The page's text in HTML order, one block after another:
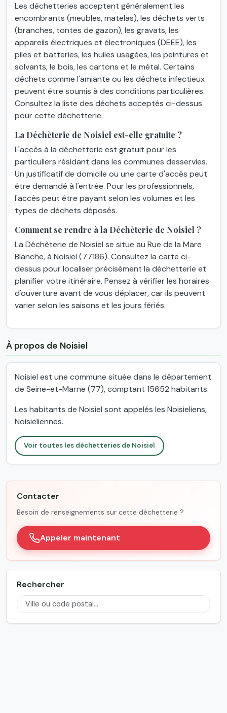
Les déchetteries acceptent généralement les
encombrants (meubles, matelas), les déchets verts
(branches, tontes de gazon), les gravats, les
appareils électriques et électroniques (DEEE), les
piles et batteries, les huiles usagées, les peintures et
solvants, le bois, les cartons et le métal. Certains
déchets comme l'amiante ou les déchets infectieux
peuvent être soumis à des conditions particulières.
Consultez la liste des déchets acceptés ci-dessus
pour cette déchetterie.
La Déchèterie de Noisiel est-elle gratuite ?
L'accès à la déchetterie est gratuit pour les
particuliers résidant dans les communes desservies.
Un justificatif de domicile ou une carte d'accès peut
être demandé à l'entrée. Pour les professionnels,
l'accès peut être payant selon les volumes et les
types de déchets déposés.
Comment se rendre à la Déchèterie de Noisiel ?
La Déchèterie de Noisiel se situe au Rue de la Mare
Blanche, à Noisiel (77186). Consultez la carte ci-
dessus pour localiser précisément la déchetterie et
planifier votre itinéraire. Pensez à vérifier les horaires
d'ouverture avant de vous déplacer, car ils peuvent
varier selon les saisons et les jours fériés.
À propos de Noisiel
Noisiel est une commune située dans le département
de Seine-et-Marne (77), comptant 15652 habitants.
Les habitants de Noisiel sont appelés les Noisieliens,
Noisieliennes.
Voir toutes les déchetteries de Noisiel
Contacter
Besoin de renseignements sur cette déchetterie ?
Appeler maintenant
Rechercher